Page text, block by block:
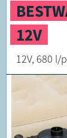
12V
12V, 680 l/